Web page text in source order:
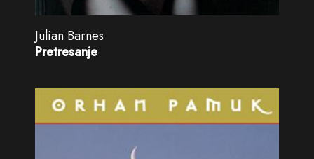
Julian Barnes
Pretresanje